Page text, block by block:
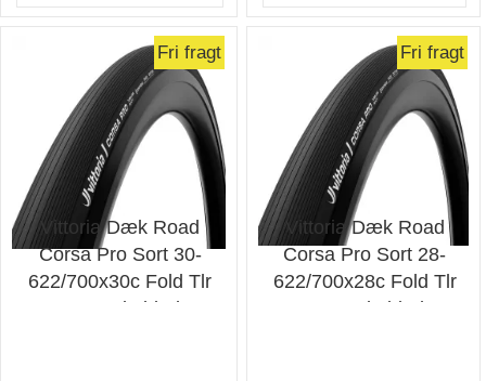
Fri fragt
Vittoria Dæk Road
Corsa Pro Sort 30-
622/700x30c Fold Tlr
G2 - Cykeldæk
Fri fragt
Vittoria Dæk Road
Corsa Pro Sort 28-
622/700x28c Fold Tlr
G2 - Cykeldæk